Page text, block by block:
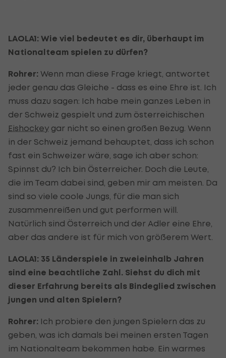
LAOLA1: Wie viel bedeutet es dir, überhaupt im
Nationalteam spielen zu dürfen?
Rohrer: Wenn man diese Frage kriegt, antwortet
jeder genau das Gleiche - dass es eine Ehre ist. Ich
muss dazu sagen: Ich habe mein ganzes Leben in
der Schweiz gespielt und zum österreichischen
Eishockey gar nicht so einen großen Bezug. Wenn
in der Schweiz jemand behauptet, dass ich schon
fast ein Schweizer wäre, sage ich aber schon:
Spinnst du? Ich bin Österreicher. Doch die Leute,
die im Team dabei sind, geben mir am meisten. Da
sind so viele coole Jungs, für die man sich
zusammenreißen und gut performen will.
Natürlich sind Österreich und der Adler eine Ehre,
aber das andere ist für mich von größerem Wert.
LAOLA1: 35 Länderspiele in zweieinhalb Jahren
sind eine beachtliche Zahl. Siehst du dich mit
dieser Erfahrung bereits als Bindeglied zwischen
jungen und alten Spielern?
Rohrer: Ich probiere den jungen Spielern das zu
geben, was ich damals bei meinen ersten Tagen
im Nationalteam bekommen habe. Ein warmes